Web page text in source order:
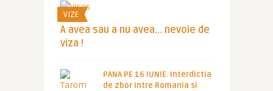
VIZE
A avea sau a nu avea… nevoie de
viza !
PANA PE 16 IUNIE. Interdictia
de zbor intre Romania si